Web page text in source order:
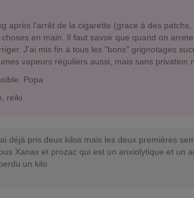
après l'arrêt de la cigarette (grace à des
en main. Il faut savoir que quand on
J'ai mis fin à tous les "bons" grignotages
vapeurs réguliers aussi, mais sans privation
Popa
reiki
déjà pris deux kilos mais les deux premières
Xanax et prozac qui est un anxiolytique et un
un kilo